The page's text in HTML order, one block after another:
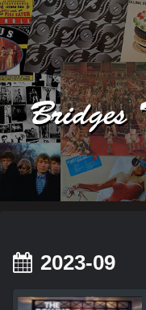
2023-09